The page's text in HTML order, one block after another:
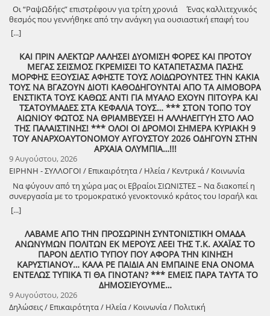
Οι “ΡαψΩδήες” επιστρέφουν για τρίτη χρονιά Ένας καλλιτεχνικός
θεσμός που γεννήθηκε από την ανάγκη για ουσιαστική επαφή του
ανθρώπου, με τον λόγο και την μουσική. Πιστοί στο όραμά μας για
συμμετοχική καλλιτεχνική έκφραση, συνεχίζουμε να βλέπουμε τον
ευελπιστούμε να είναι μια συνάντηση ανθρώπων, μια κοινή ανάσα,
μια υπενθύμιση ότι ο πολιτισμός γεννιέται εκεί όπου μοιραζόμαστε,
ακούμε και δημιουργούμε μαζί. Την Δευτέρα 10 Αυγούστου, στις
21:00 , στήνουμε ξανά ένα Συμπόσιον Τέχνης, με «Ιστορίες και
Τραγούδια» , στον ξεχωριστό χώρο της πέτρινης εκκλησίας στα
Λαστέικα. Σας περιμένουμε κοντά μας! Γιάννης Κορίζης – Δημήτρης
Κορίζης Με την υποστήριξη του Δήμος Πύργου / Municipality Of
Pyrgos 2024 -2028
[...]
ΚΑΙ ΠΡΙΝ ΑΛΕΚΤΩΡ ΛΑΛΗΣΕΙ ΔΥΟΜΙΣΗ ΦΟΡΕΣ ΚΑΙ ΠΡΟΤΟΥ
ΜΕΓΑΣ ΣΕΙΣΜΟΣ ΓΚΡΕΜΙΣΕΙ ΤΟ ΚΑΤΑΠΕΤΑΣΜΑ ΠΑΣΗΣ
ΜΟΡΦΗΣ ΕΞΟΥΣΙΑΣ ΑΦΗΣΤΕ ΤΟΥΣ ΛΟΙΔΩΡΟΥΝΤΕΣ ΤΗΝ ΚΑΚΙΑ
ΤΟΥΣ ΝΑ ΒΓΑΖΟΥΝ ΔΙΟΤΙ ΚΑΘΟΔΗΓΟΥΝΤΑΙ ΑΠΟ ΤΑ ΑΙΜΟΒΟΡΑ
ΕΝΣΤΙΚΤΑ ΤΟΥΣ ΚΑΘΩΣ ΑΝΤΙ ΓΙΑ ΜΥΑΛΟ ΕΧΟΥΝ ΠΙΤΟΥΡΑ ΚΑΙ
ΤΣΑΤΟΥΜΑΔΕΣ ΣΤΑ ΚΕΦΑΛΙΑ ΤΟΥΣ… *** ΣΤΟΝ ΤΟΠΟ ΤΟΥ
ΑΙΩΝΙΟΥ ΦΩΤΟΣ ΝΑ ΘΡΙΑΜΒΕΥΣΕΙ Η ΑΛΛΗΛΕΓΓΥΗ ΣΤΟ ΛΑΟ
ΤΗΣ ΠΑΛΑΙΣΤΙΝΗΣ! *** ΟΛΟΙ ΟΙ ΔΡΟΜΟΙ ΣΗΜΕΡΑ ΚΥΡΙΑΚΗ 9
ΤΟΥ ΑΝΑΡΧΟΑΥΤΟΝΟΜΟΥ ΑΥΓΟΥΣΤΟΥ 2026 ΟΔΗΓΟΥΝ ΣΤΗΝ
ΑΡΧΑΙΑ ΟΛΥΜΠΙΑ…!!!
9 Αυγούστου, 2026
ΕΙΡΗΝΗ - ΣΥΛΛΟΓΟΙ / Επικαιρότητα / Ηλεία / Κεντρικά / Κοινωνία
Να φύγουν από τη χώρα μας οι Εβραίοι ΣΙΩΝΙΣΤΕΣ – Να διακοπεί η
συνεργασία με το τρομοκρατικό γενοκτονικό κράτος του Ισραήλ και
φέρτε πίσω στην Ελλάδα από τη Σαουδική Αραβία τους ελληνικούς
patriot!!
[...]
ΛΑΒΑΜΕ ΑΠΟ ΤΗΝ ΠΡΟΣΩΡΙΝΗ ΣΥΝΤΟΝΙΣΤΙΚΗ ΟΜΑΔΑ
ΑΝΩΝΥΜΩΝ ΠΟΛΙΤΩΝ ΕΚ ΜΕΡΟΥΣ ΛΕΕΙ ΤΗΣ Τ.Κ. ΑΧΑΪΑΣ ΤΟ
ΠΑΡΟΝ ΔΕΛΤΙΟ ΤΥΠΟΥ ΠΟΥ ΑΦΟΡΑ ΤΗΝ ΚΙΝΗΣΗ
ΚΑΡΥΣΤΙΑΝΟΥ… ΚΑΛΑ ΡΕ ΠΑΙΔΙΑ ΑΝ ΕΜΠΑΙΝΕ ΕΝΑ ΟΝΟΜΑ
ΕΝΤΕΛΩΣ ΤΥΠΙΚΑ ΤΙ ΘΑ ΓΙΝΟΤΑΝ? *** ΕΜΕΙΣ ΠΑΡΑ ΤΑΥΤΑ ΤΟ
ΔΗΜΟΣΙΕΥΟΥΜΕ…
9 Αυγούστου, 2026
Δηλώσεις / Επικαιρότητα / Ηλεία / Κοινωνία / Πολιτική